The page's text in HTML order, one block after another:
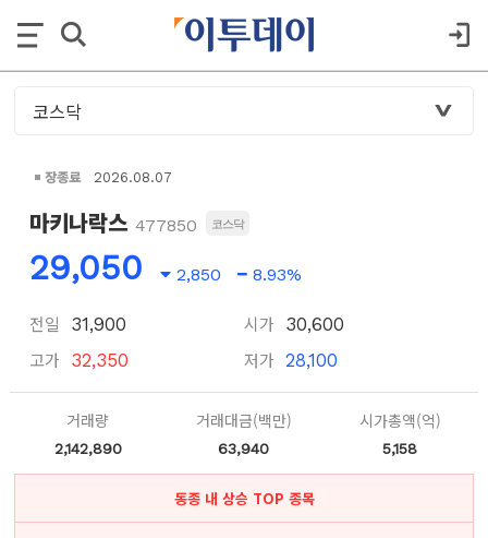
장종료 2026.08.07
마키나락스 477850 코스닥
29,050 2,850 8.93%
전일 31,900
고가 32,350
시가 30,600
저가 28,100
거래량
2,142,890
거래대금(백만)
63,940
시가총액(억)
5,158
동종 내 상승 TOP 종목